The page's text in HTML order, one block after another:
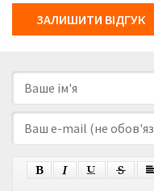
ЗАЛИШИТИ ВІДГУК